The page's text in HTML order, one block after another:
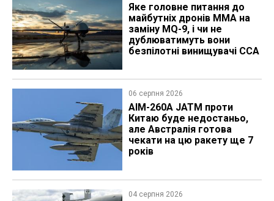
Яке головне питання до
майбутніх дронів MMA на
заміну MQ-9, і чи не
дублюватимуть вони
безпілотні винищувачі CCA
06 серпня 2026
AIM-260A JATM проти
Китаю буде недостаньо,
але Австралія готова
чекати на цю ракету ще 7
років
04 серпня 2026